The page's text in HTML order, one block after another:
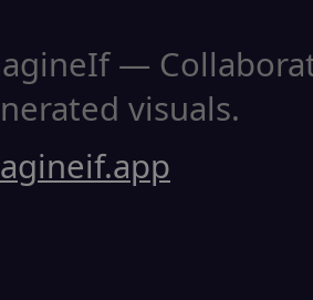
—
visuals.